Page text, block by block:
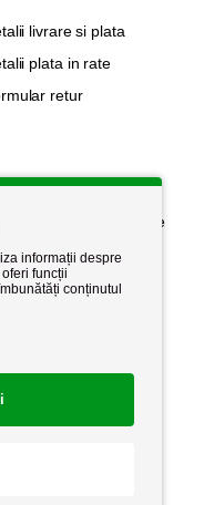
livrare si plata
plata in rate
retur
de confidențialitate
de retur
si conditii
informații despre
funcții
conținutul